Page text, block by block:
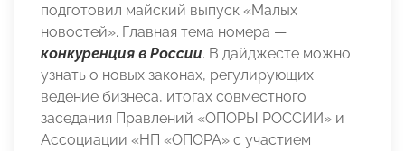
подготовил майский выпуск «Малых
новостей». Главная тема номера —
конкуренция в России. В дайджесте можно
узнать о новых законах, регулирующих
ведение бизнеса, итогах совместного
заседания Правлений «ОПОРЫ РОССИИ» и
Ассоциации «НП «ОПОРА» с участием